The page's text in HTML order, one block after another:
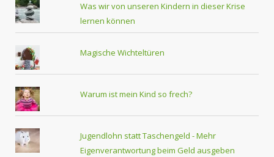
Was wir von unseren Kindern in dieser Krise
lernen können
Magische Wichteltüren
Warum ist mein Kind so frech?
Jugendlohn statt Taschengeld - Mehr
Eigenverantwortung beim Geld ausgeben